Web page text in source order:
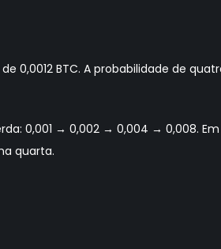
0,0012 BTC. A probabilidade de
0,001 → 0,002 → 0,004 → 0,008.
quarta.